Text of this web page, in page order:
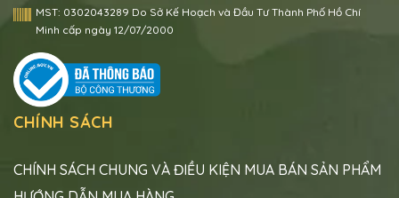
MST: 0302043289 Do Sở Kế Hoạch và Đầu Tư Thành Phố Hồ Chí
Minh cấp ngày 12/07/2000
CHÍNH SÁCH
CHÍNH SÁCH CHUNG VÀ ĐIỀU KIỆN MUA BÁN SẢN PHẨM